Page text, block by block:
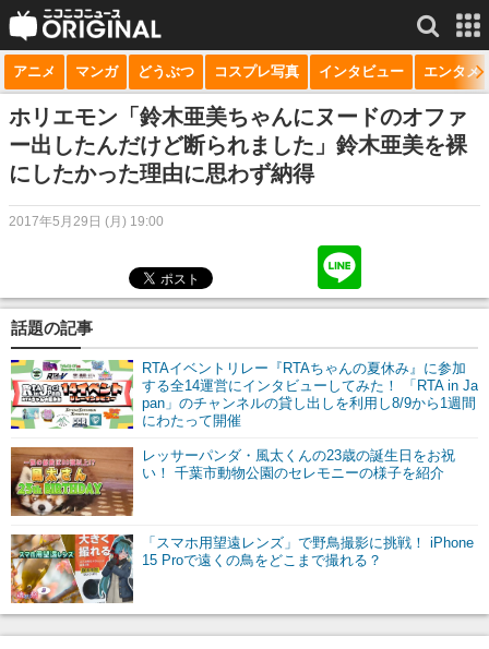
サービス一覧 もっと見る
niconico
動画
生放送
マンガ
ニコニコQ
アニメ マンガ どうぶつ コスプレ写真 インタビュー エンタメ
ホリエモン「鈴木亜美ちゃんにヌードのオファ
ー出したんだけど断られました」鈴木亜美を裸
にしたかった理由に思わず納得
2017年5月29日 (月) 19:00
話題の記事
RTAイベントリレー『RTAちゃんの夏休み』に参加
する全14運営にインタビューしてみた！ 「RTA in Ja
pan」のチャンネルの貸し出しを利用し8/9から1週間
にわたって開催
レッサーパンダ・風太くんの23歳の誕生日をお祝
い！ 千葉市動物公園のセレモニーの様子を紹介
「スマホ用望遠レンズ」で野鳥撮影に挑戦！ iPhone
15 Proで遠くの鳥をどこまで撮れる？